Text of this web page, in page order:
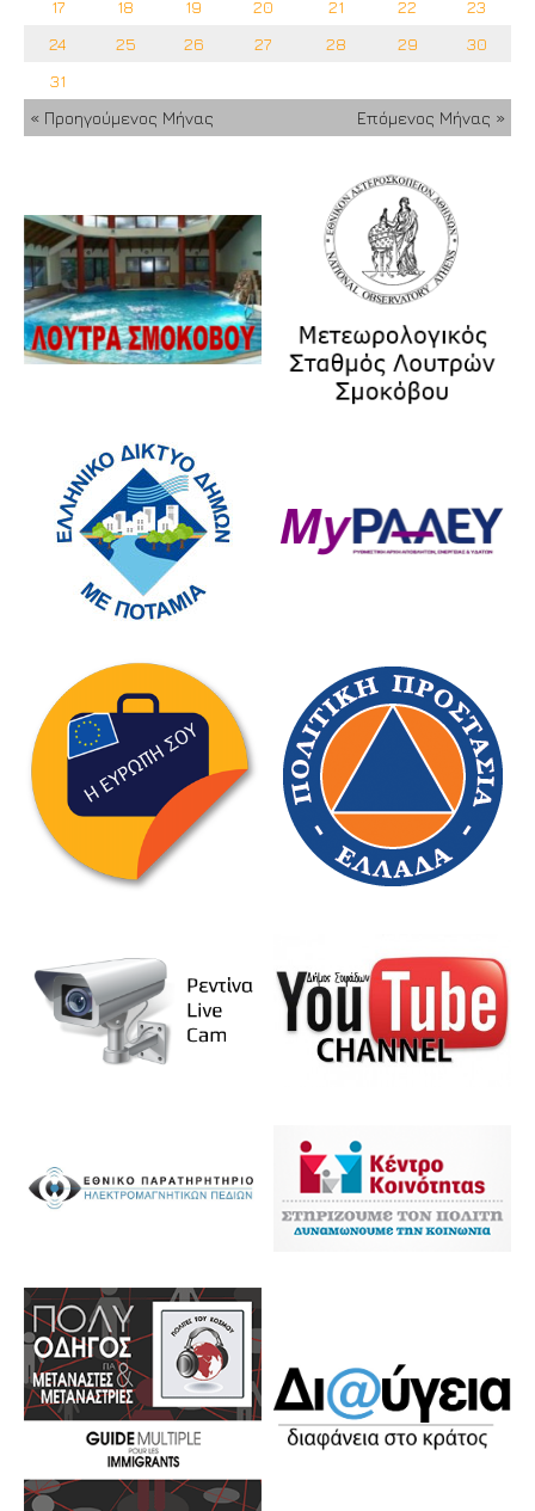
17 18 19 20 21 22
23
24
25 26 27 28 29
30
31
« Προηγούμενος Μήνας
Επόμενος Μήνας »